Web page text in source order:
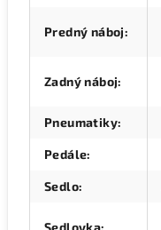
Predný náboj:
Zadný náboj:
Pneumatiky:
Pedále:
Sedlo:
Sedlovka: